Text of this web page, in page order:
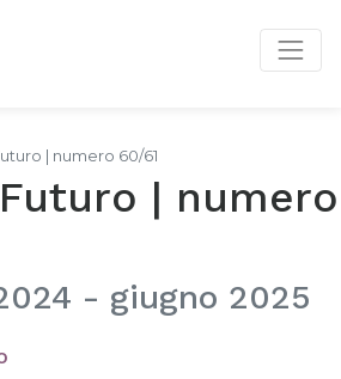
| numero 60/61
| numero
- giugno 2025